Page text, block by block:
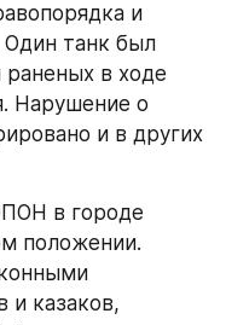
и
Один танк был
раненых в ходе
Нарушение о
и в других
в городе
положении.
и казаков,